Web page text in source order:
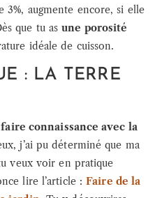
3%, augmente encore, si elle
que tu asune porosité
idéale de cuisson.
: LA TERRE
connaissance avec la
j’ai pu déterminé que ma
veux voir en pratique
lire l’article :Faire de la